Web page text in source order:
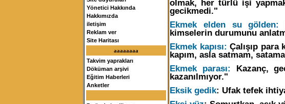
Yönetici Hakkında
Hakkımızda
iletişim
Reklam ver
Site Haritası
aaaaaaaa
Takvim yaprakları
Döküman arşivi
Eğitim Haberleri
Anketler
olmak, her türlü işi
gecikmedi."
Ekmek elden su gölden:
kimselerin durumunu
Ekmek kapısı:Çalışıp
kapım, asla satmam,
Ekmek parası: Kazanç,
kazanılmıyor."
Eksik gedik: Ufak tefek